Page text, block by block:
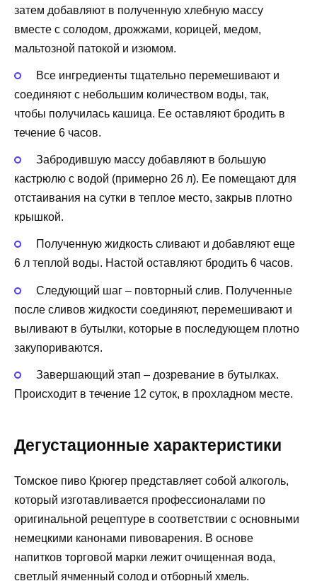
затем добавляют в полученную хлебную массу
вместе с солодом, дрожжами, корицей, медом,
мальтозной патокой и изюмом.
Все ингредиенты тщательно перемешивают и
соединяют с небольшим количеством воды, так,
чтобы получилась кашица. Ее оставляют бродить в
течение 6 часов.
Забродившую массу добавляют в большую
кастрюлю с водой (примерно 26 л). Ее помещают для
отстаивания на сутки в теплое место, закрыв плотно
крышкой.
Полученную жидкость сливают и добавляют еще
6 л теплой воды. Настой оставляют бродить 6 часов.
Следующий шаг – повторный слив. Полученные
после сливов жидкости соединяют, перемешивают и
выливают в бутылки, которые в последующем плотно
закупориваются.
Завершающий этап – дозревание в бутылках.
Происходит в течение 12 суток, в прохладном месте.
Дегустационные характеристики
Томское пиво Крюгер представляет собой алкоголь,
который изготавливается профессионалами по
оригинальной рецептуре в соответствии с основными
немецкими канонами пивоварения. В основе
напитков торговой марки лежит очищенная вода,
светлый ячменный солод и отборный хмель.